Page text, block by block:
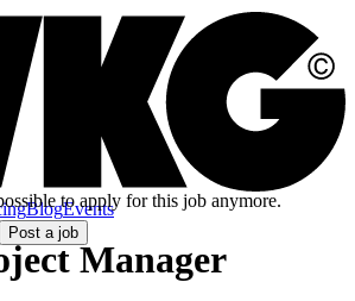
BlogEvents
Post a job
to apply for this job anymore.
Manager